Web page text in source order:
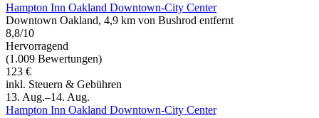
Hampton Inn Oakland Downtown-City Center
Downtown Oakland, 4,9 km von Bushrod entfernt
8,8/10
Hervorragend
(1.009 Bewertungen)
123 €
inkl. Steuern & Gebühren
13. Aug.–14. Aug.
Hampton Inn Oakland Downtown-City Center